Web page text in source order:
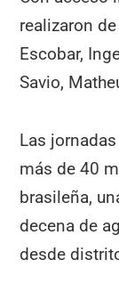
realizaron
Escobar,
Savio,
Las
más de 40
brasileña,
decena de
desde